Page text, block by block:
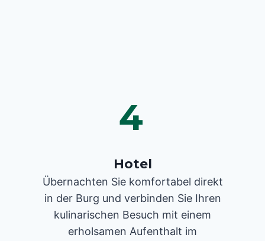
4
Hotel
Übernachten Sie komfortabel direkt
in der Burg und verbinden Sie Ihren
kulinarischen Besuch mit einem
erholsamen Aufenthalt im